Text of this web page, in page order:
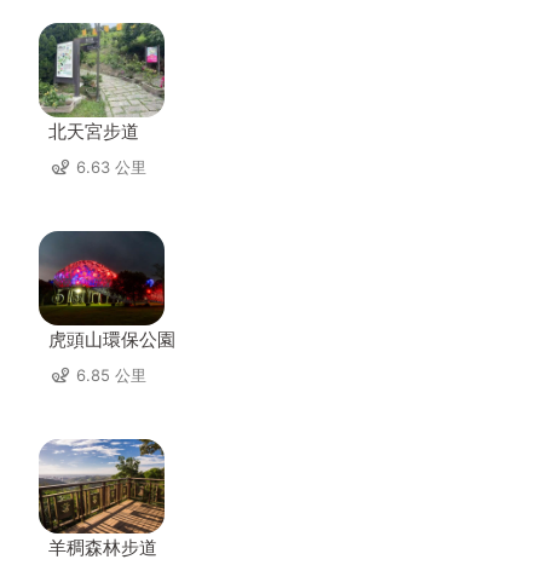
北天宮步道
6.63 公里
虎頭山環保公園
6.85 公里
羊稠森林步道